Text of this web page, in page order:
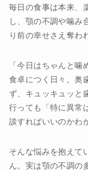
アクセス
お
プ
毎日の食事は本来、
し、顎の不調や噛み
り前の幸せさえ奪わ
「今日はちゃんと
食卓につく日々。奥
ず、キュッキュッと
行っても「特に異常
談すればいいのかわ
そんな悩みを抱えて
ん。実は顎の不調の